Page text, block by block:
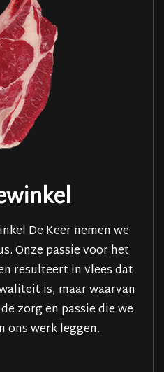
De Keer nemen we
Onze passie voor het
resulteert in vlees dat
is, maar waarvan
zorg en passie die we
ons werk leggen.